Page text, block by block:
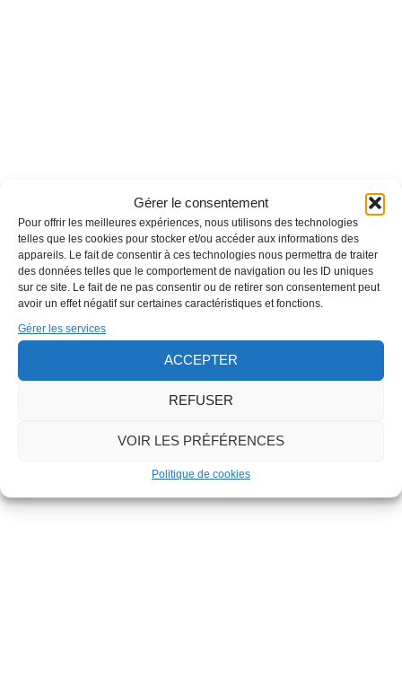
Gérer le consentement
Pour offrir les meilleures expériences, nous utilisons des technologies
telles que les cookies pour stocker et/ou accéder aux informations des
appareils. Le fait de consentir à ces technologies nous permettra de traiter
des données telles que le comportement de navigation ou les ID uniques
sur ce site. Le fait de ne pas consentir ou de retirer son consentement peut
avoir un effet négatif sur certaines caractéristiques et fonctions.
Gérer les services
ACCEPTER
REFUSER
VOIR LES PRÉFÉRENCES
Politique de cookies